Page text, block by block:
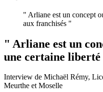
" Arliane est un concept
aux franchisés "
" Arliane est un
une certaine
Interview de Michaël Rémy,
Meurthe et Moselle